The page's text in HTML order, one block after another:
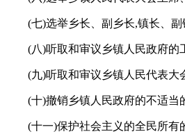
(七)选举乡长、副乡长,镇长、副
(八)听取和审议乡镇人民政府的
(九)听取和审议乡镇人民代表大
(十)撤销乡镇人民政府的不适当
(十一)保护社会主义的全民所有